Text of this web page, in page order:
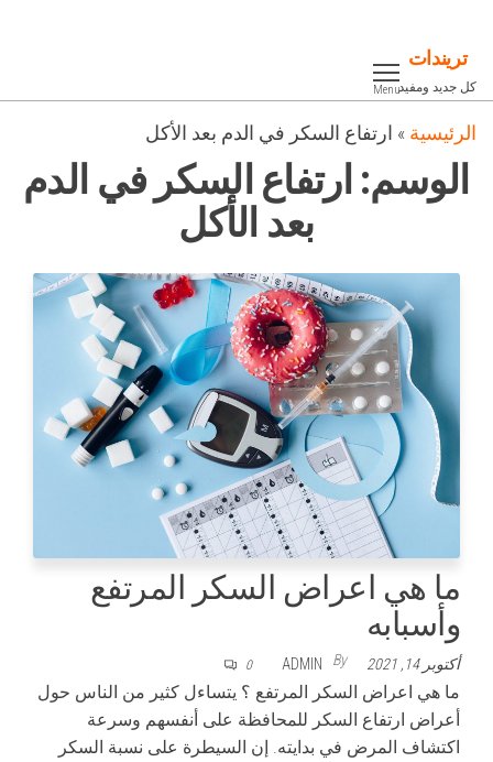
content
تريندات
كل جديد ومفيدMenu
الرئيسية » ارتفاع السكر في الدم بعد الأكل
الوسم: ارتفاع السكر في الدم
بعد الأكل
ما هي اعراض السكر المرتفع
وأسبابه
أكتوبر 14, 2021 By
ADMIN
0
ما هي اعراض السكر المرتفع ؟ يتساءل كثير من الناس حول
أعراض ارتفاع السكر للمحافظة على أنفسهم وسرعة
اكتشاف المرض في بدايته. إن السيطرة على نسبة السكر